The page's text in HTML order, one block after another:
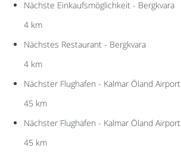
Nächste Einkaufsmöglichkeit - Bergkvara
4 km
Nächstes Restaurant - Bergkvara
4 km
Nächster Flughafen - Kalmar Öland Airport
45 km
Nächster Flughafen - Kalmar Öland Airport
45 km